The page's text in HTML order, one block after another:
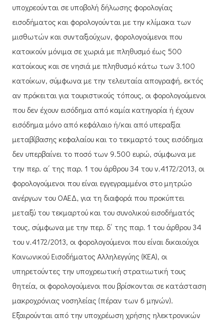
υποχρεούνται σε υποβολή δήλωσης φορολογίας
εισοδήματος και φορολογούνται με την κλίμακα των
μισθωτών και συνταξιούχων, φορολογούμενοι που
κατοικούν μόνιμα σε χωριά με πληθυσμό έως 500
κατοίκους και σε νησιά με πληθυσμό κάτω των 3.100
κατοίκων, σύμφωνα με την τελευταία απογραφή, εκτός
αν πρόκειται για τουριστικούς τόπους, οι φορολογούμενοι
που δεν έχουν εισόδημα από καμία κατηγορία ή έχουν
εισόδημα μόνο από κεφάλαιο ή/και από υπεραξία
μεταβίβασης κεφαλαίου και το τεκμαρτό τους εισόδημα
δεν υπερβαίνει το ποσό των 9.500 ευρώ, σύμφωνα με
την περ. α΄ της παρ. 1 του άρθρου 34 του ν.4172/2013, οι
φορολογούμενοι που είναι εγγεγραμμένοι στο μητρώο
ανέργων του ΟΑΕΔ, για τη διαφορά που προκύπτει
μεταξύ του τεκμαρτού και του συνολικού εισοδήματός
τους, σύμφωνα με την περ. δ΄ της παρ. 1 του άρθρου 34
του ν.4172/2013, οι φορολογούμενοι που είναι δικαιούχοι
Κοινωνικού Εισοδήματος Αλληλεγγύης (ΚΕΑ), οι
υπηρετούντες την υποχρεωτική στρατιωτική τους
θητεία, οι φορολογούμενοι που βρίσκονται σε κατάσταση
μακροχρόνιας νοσηλείας (πέραν των 6 μηνών).
Εξαιρούνται από την υποχρέωση χρήσης ηλεκτρονικών